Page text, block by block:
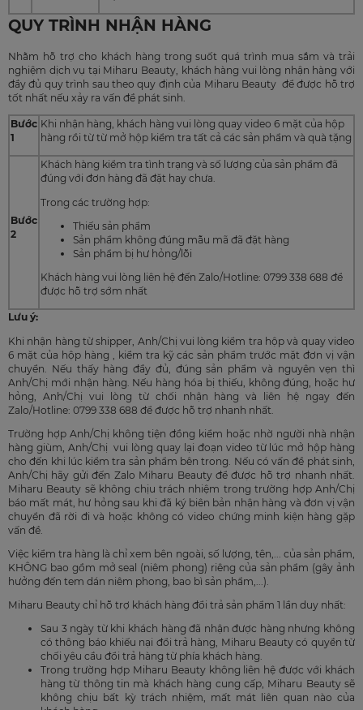
trường hợp sản phẩm cần đổi đã hết hàng, Miharu
Beauty sẽ tiến hành hoàn tiền thông qua tài khoản
6
Thời gian
giải quyết
khiếu nại tối
Không quá 30 ngày kể từ ngày nhận được thông tin
giải quyết khiếu nại đổi trả sản phẩm từ khách hàng
(không tính Thứ 7, Chủ Nhật và các ngày lễ khác
Lý do đổi trả
sản phẩm
Sản phẩm không đúng như hình ảnh hoặc mô tả
Sản phẩm xảy ra lỗi từ phía nhà sản xuất
Sản phẩm không đúng với số lượng, mẫu mã khi
Sản phẩm cận hạn sử dụng/ hết thời gian sử dụng
QUY TRÌNH NHẬN HÀNG
Nhằm hỗ trợ cho khách hàng trong suốt quá trình mua sắm và trải
nghiệm dịch vụ tại Miharu Beauty, khách hàng vui lòng nhận hàng với
đầy đủ quy trình sau theo quy định của Miharu Beauty để được hỗ trợ
tốt nhất nếu xảy ra vấn đề phát sinh.
Bước
1
Khi nhận hàng, khách hàng vui lòng quay video 6 mặt của hộp
hàng rồi từ từ mở hộp kiểm tra tất cả các sản phẩm và quà tặng
Bước
2
Khách hàng kiểm tra tình trạng và số lượng của sản phẩm đã
đúng với đơn hàng đã đặt hay chưa.
Trong các trường hợp:
Thiếu sản phẩm
Sản phẩm không đúng mẫu mã đã đặt hàng
Sản phẩm bị hư hỏng/lỗi
Khách hàng vui lòng liên hệ đến Zalo/Hotline: 0799 338 688 để
được hỗ trợ sớm nhất
Lưu ý:
Khi nhận hàng từ shipper, Anh/Chị vui lòng kiểm tra hộp và quay video
6 mặt của hộp hàng , kiểm tra kỹ các sản phẩm trước mặt đơn vị vận
chuyển. Nếu thấy hàng đầy đủ, đúng sản phẩm và nguyên vẹn thì
Anh/Chị mới nhận hàng. Nếu hàng hóa bị thiếu, không đúng, hoặc hư
hỏng, Anh/Chị vui lòng từ chối nhận hàng và liên hệ ngay đến
Zalo/Hotline: 0799 338 688 để được hỗ trợ nhanh nhất.
Trường hợp Anh/Chị không tiện đồng kiểm hoặc nhờ người nhà nhận
hàng giùm, Anh/Chị vui lòng quay lại đoạn video từ lúc mở hộp hàng
cho đến khi lúc kiểm tra sản phẩm bên trong. Nếu có vấn đề phát sinh,
Anh/Chị hãy gửi đến Zalo Miharu Beauty để được hỗ trợ nhanh nhất.
Miharu Beauty sẽ không chịu trách nhiệm trong trường hợp Anh/Chị
báo mất mát, hư hỏng sau khi đã ký biên bản nhận hàng và đơn vị vận
chuyển đã rời đi và hoặc không có video chứng minh kiện hàng gặp
vấn đề.
Việc kiểm tra hàng là chỉ xem bên ngoài, số lượng, tên,... của sản phẩm,
KHÔNG bao gồm mở seal (niêm phong) riêng của sản phẩm (gây ảnh
hưởng đến tem dán niêm phong, bao bì sản phẩm,...).
Miharu Beauty chỉ hỗ trợ khách hàng đổi trả sản phẩm 1 lần duy nhất:
Sau 3 ngày từ khi khách hàng đã nhận được hàng nhưng không
có thông báo khiếu nại đổi trả hàng, Miharu Beauty có quyền từ
chối yêu cầu đổi trả hàng từ phía khách hàng.
Trong trường hợp Miharu Beauty không liên hệ được với khách
hàng từ thông tin mà khách hàng cung cấp, Miharu Beauty sẽ
không chịu bất kỳ trách nhiệm, mất mát liên quan nào của